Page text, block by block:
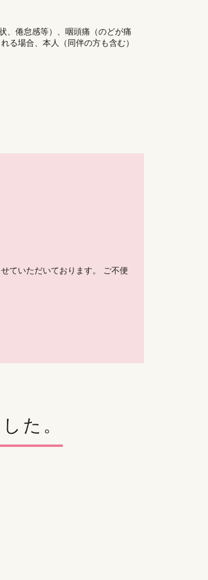
、倦怠感等）、咽頭痛（のどが痛
る場合、本人（同伴の方も含む）
ていただいております。 ご不便
た。